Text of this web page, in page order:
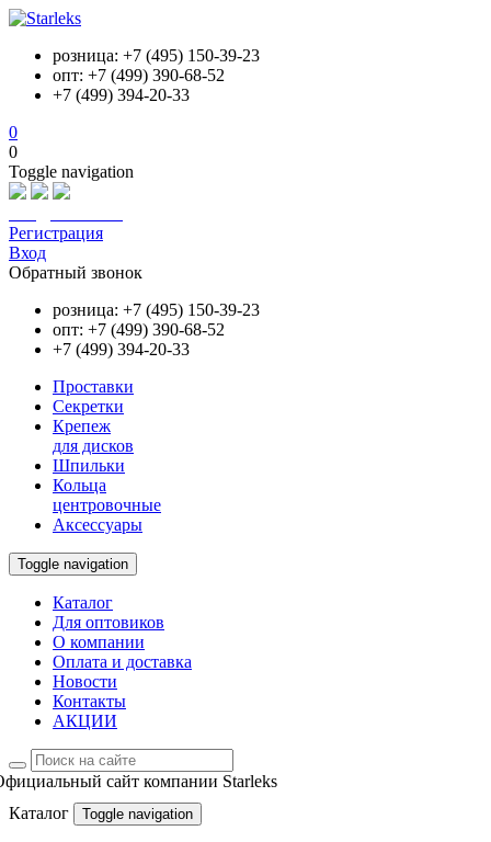
розница: +7 (495) 150-39-23
опт: +7 (499) 390-68-52
+7 (499) 394-20-33
0
0
Toggle navigation
Регистрация
Вход
Обратный звонок
розница: +7 (495) 150-39-23
опт: +7 (499) 390-68-52
+7 (499) 394-20-33
Проставки
Секретки
Крепеж
для дисков
Шпильки
Кольца
центровочные
Аксессуары
Toggle navigation
Каталог
Для оптовиков
О компании
Оплата и доставка
Новости
Контакты
АКЦИИ
сайт компании Starleks
Каталог
Toggle navigation